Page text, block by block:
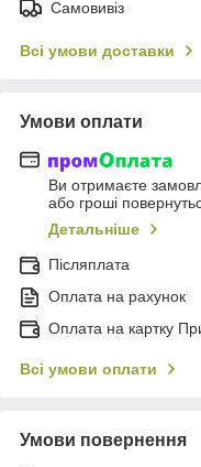
Самовивіз
Всі умови доставки
Умови оплати
Ви отримаєте
або гроші
Детальніше
Післяплата
Оплата на рахунок
Оплата на картку
Всі умови оплати
Умови повернення